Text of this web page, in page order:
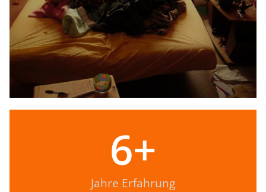
Jahre Erfahrung
6+